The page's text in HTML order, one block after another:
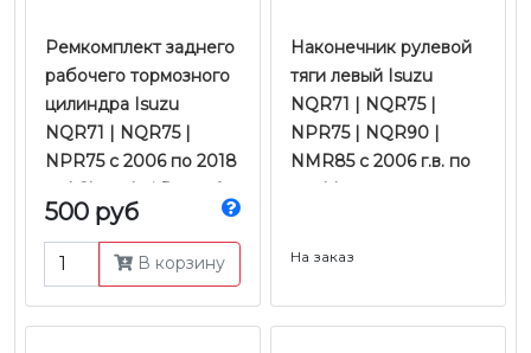
Ремкомплект заднего
рабочего тормозного
цилиндра Isuzu
NQR71 | NQR75 |
NPR75 с 2006 по 2018
гг. | Shanghai Ruconf
500 руб
В корзину
Наконечник рулевой
тяги левый Isuzu
NQR71 | NQR75 |
NPR75 | NQR90 |
NMR85 с 2006 г.в. по
н.в. | Lynx
На заказ